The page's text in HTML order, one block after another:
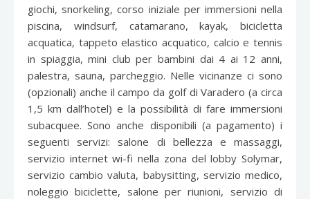
giochi, snorkeling, corso iniziale per immersioni nella
piscina, windsurf, catamarano, kayak, bicicletta
acquatica, tappeto elastico acquatico, calcio e tennis
in spiaggia, mini club per bambini dai 4 ai 12 anni,
palestra, sauna, parcheggio. Nelle vicinanze ci sono
(opzionali) anche il campo da golf di Varadero (a circa
1,5 km dall’hotel) e la possibilità di fare immersioni
subacquee. Sono anche disponibili (a pagamento) i
seguenti servizi: salone di bellezza e massaggi,
servizio internet wi-fi nella zona del lobby Solymar,
servizio cambio valuta, babysitting, servizio medico,
noleggio biciclette, salone per riunioni, servizio di